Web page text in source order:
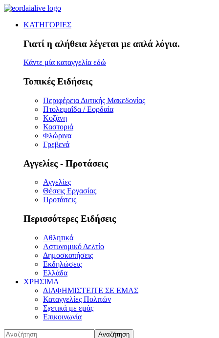
ΚΑΤΗΓΟΡΙΕΣ
Γιατί η αλήθεια λέγεται με απλά λόγια.
Κάντε μία καταγγελία εδώ
Τοπικές Ειδήσεις
Περιφέρεια Δυτικής Μακεδονίας
Πτολεμαΐδα / Εορδαία
Κοζάνη
Καστοριά
Φλώρινα
Γρεβενά
Αγγελίες - Προτάσεις
Αγγελίες
Θέσεις Εργασίας
Προτάσεις
Περισσότερες Ειδήσεις
Αθλητικά
Αστυνομικό Δελτίο
Δημοσκοπήσεις
Εκδηλώσεις
Ελλάδα
ΧΡΗΣΙΜΑ
ΔΙΑΦΗΜΙΣΤΕΙΤΕ ΣΕ ΕΜΑΣ
Καταγγελίες Πολιτών
Σχετικά με εμάς
Επικοινωνία